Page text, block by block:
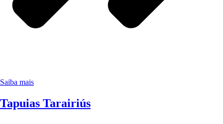
Saiba mais
Tapuias Tarairiús